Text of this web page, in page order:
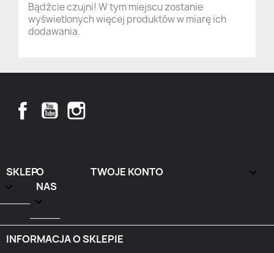
Bądźcie czujni! W tym miejscu zostanie
wyświetlonych więcej produktów w miarę ich
dodawania.
FacebookYouTube
SKLEP

O
NAS

TWOJE KONTO 
INFORMACJA O SKLEPIE